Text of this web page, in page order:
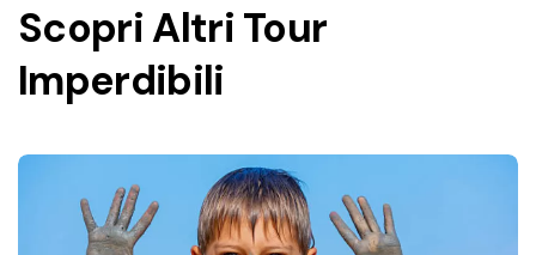
Scopri Altri Tour
Imperdibili